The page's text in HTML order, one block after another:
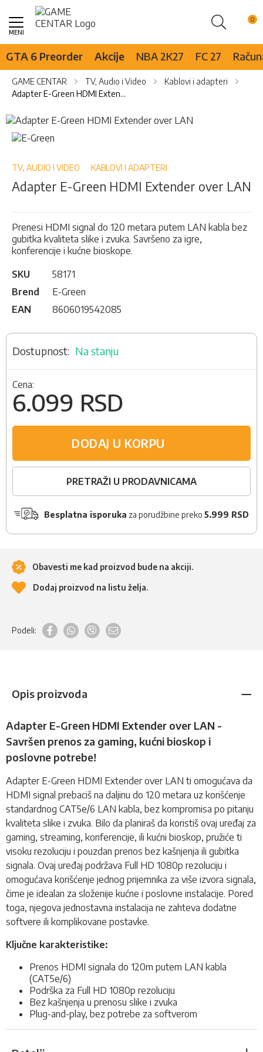
Pretraži
Skip
Content
GTA 6 Preorder Akcije NBA 2K27 FC 27
GAME CENTAR TV, Audio i Video
Kablovi i adapteri
Adapter E-Green HDMI Extender over LAN
Skip
to
the
of
images
Skip
to
beginning
the
gallery
TV, AUDIO I VIDEO KABLOVI I ADAPTERI
Adapter E-Green HDMI Extender over LAN
Prenesi HDMI signal do 120 metara putem LAN kabla bez
gubitka kvaliteta slike i zvuka. Savršeno za igre,
konferencije i kućne bioskope.
SKU
58171
Brend
E-Green
EAN
8606019542085
Na stanju
Cena:
6.099 RSD
DODAJ U KORPU
PRETRAŽI U PRODAVNICAMA
Besplatna isporuka za porudžbine preko 5.999 RSD
Obavesti me kad proizvod bude na akciji.
Dodaj proizvod na listu želja.
Podeli:
Opis proizvoda
Adapter E-Green HDMI Extender over LAN -
Savršen prenos za gaming, kućni bioskop i
poslovne potrebe!
AdapterE-Green HDMI Extender over LAN ti omogućava da
HDMI signal prebaciš na daljinu do 120 metara uz korišćenje
standardnog CAT5e/6 LAN kabla, bez kompromisa po pitanju
kvaliteta slike i zvuka. Bilo da planiraš da koristiš ovaj uređaj za
gaming, streaming, konferencije, ili kućni bioskop, pružiće ti
visoku rezoluciju i pouzdan prenos bez kašnjenja ili gubitka
signala. Ovaj uređaj podržava Full HD 1080p rezoluciju i
omogućava korišćenje jednog prijemnika za više izvora signala,
čime je idealan za složenije kućne i poslovne instalacije. Pored
toga, njegova jednostavna instalacija ne zahteva dodatne
softvere ili komplikovane postavke.
Ključne karakteristike:
Prenos HDMI signala do 120m putem LAN kabla
(CAT5e/6)
Podrška za Full HD 1080p rezoluciju
Bez kašnjenja u prenosu slike i zvuka
Plug-and-play, bez potrebe za softverom